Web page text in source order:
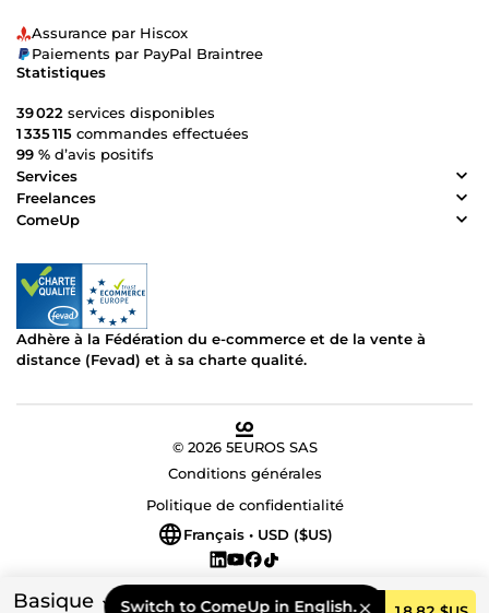
Basique Switch to ComeUp in English.
Assurance par Hiscox
Paiements par PayPal Braintree
Statistiques
39 022 services disponibles
1 335 115 commandes effectuées
99 % d’avis positifs
Services
Freelances
ComeUp
Adhère à la Fédération du e-commerce et de la vente à
distance (Fevad) et à sa charte qualité.
© 2026 5EUROS SAS
Conditions générales
Politique de confidentialité
Français • USD ($US)